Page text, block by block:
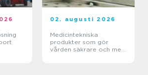
02. augusti 2026
Medicintekniska
produkter som gör
vården säkrare och mer